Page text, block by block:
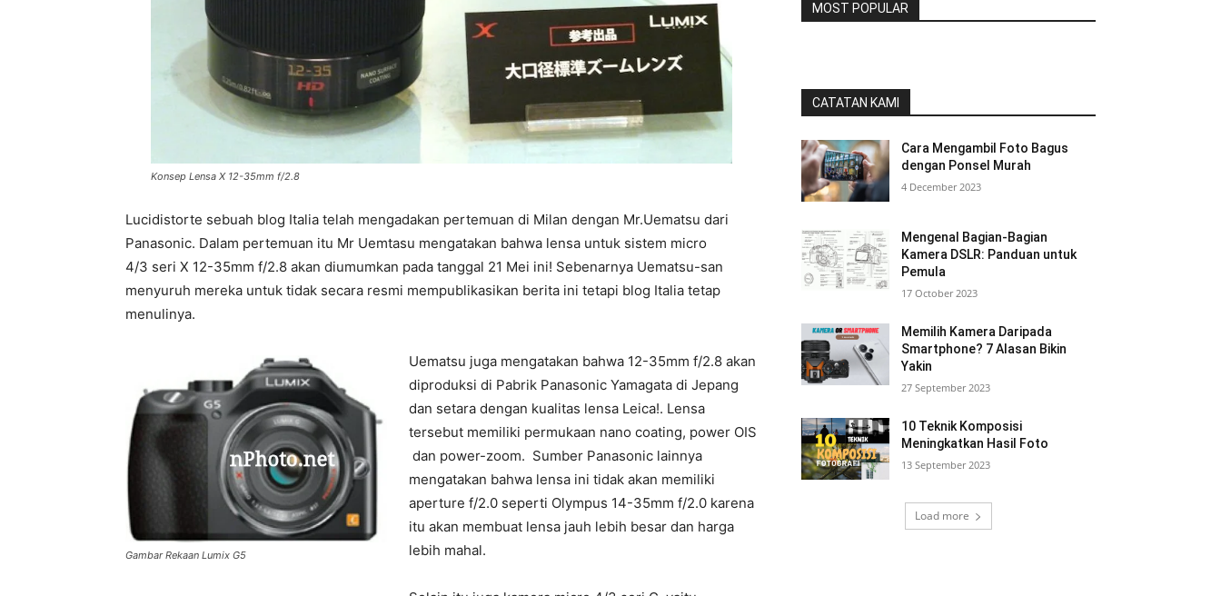
Konsep Lensa X 12-35mm f/2.8
Lucidistorte sebuah blog Italia telah mengadakan pertemuan di Milan dengan Mr.Uematsu dari
Panasonic. Dalam pertemuan itu Mr Uemtasu mengatakan bahwa lensa untuk sistem micro
4/3 seri X 12-35mm f/2.8 akan diumumkan pada tanggal 21 Mei ini! Sebenarnya Uematsu-san
menyuruh mereka untuk tidak secara resmi mempublikasikan berita ini tetapi blog Italia tetap
menulinya.
Gambar Rekaan Lumix G5
Uematsu juga mengatakan bahwa 12-35mm f/2.8 akan
diproduksi di Pabrik Panasonic Yamagata di Jepang
dan setara dengan kualitas lensa Leica!. Lensa
tersebut memiliki permukaan nano coating, power OIS
dan power-zoom. Sumber Panasonic lainnya
mengatakan bahwa lensa ini tidak akan memiliki
aperture f/2.0 seperti Olympus 14-35mm f/2.0 karena
itu akan membuat lensa jauh lebih besar dan harga
lebih mahal.
MOST POPULAR
CATATAN KAMI
Cara Mengambil Foto Bagus
dengan Ponsel Murah
4 December 2023
Mengenal Bagian-Bagian
Kamera DSLR: Panduan untuk
Pemula
17 October 2023
Memilih Kamera Daripada
Smartphone? 7 Alasan Bikin
Yakin
27 September 2023
10 Teknik Komposisi
Meningkatkan Hasil Foto
13 September 2023
Load more